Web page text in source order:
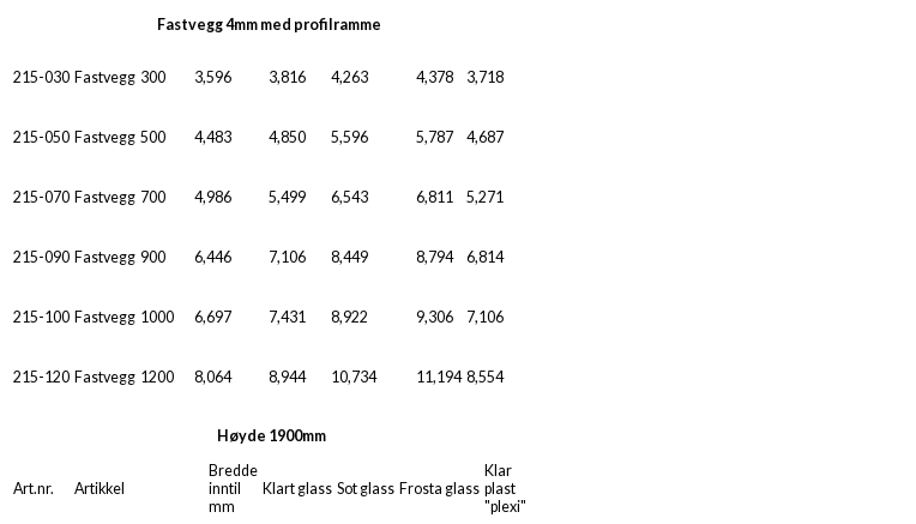
Fastvegg 4mm med profilramme
215-030 Fastvegg 300 3,596 3,816 4,263 4,378 3,718
215-050 Fastvegg 500 4,483 4,850 5,596 5,787 4,687
215-070 Fastvegg 700 4,986 5,499 6,543 6,811 5,271
215-090 Fastvegg 900 6,446 7,106 8,449 8,794 6,814
215-100 Fastvegg 1000 6,697 7,431 8,922 9,306 7,106
215-120 Fastvegg 1200 8,064 8,944 10,734 11,194 8,554
Høyde 1900mm
Art.nr. Artikkel
Bredde
inntil
mm
Klart glass Sot glass Frosta glass
Klar
plast
"plexi"